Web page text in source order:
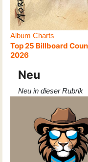
Album Charts
Top 25 Billboard
2026
Neu
Neu in dieser Rubrik